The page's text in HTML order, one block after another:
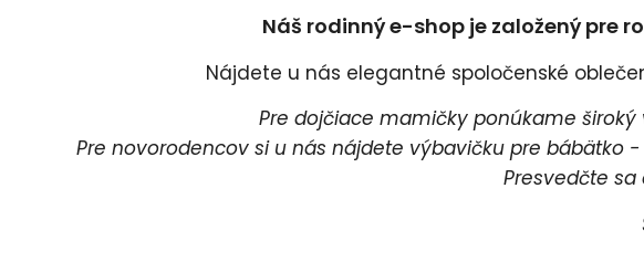
Náš rodinný e-shop je založený pre
Nájdete u nás elegantné spoločenské
Pre dojčiace mamičky ponúkame
Pre novorodencov si u nás nájdete výbavičku pre bábätko
Presvedčte sa